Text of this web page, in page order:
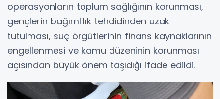
operasyonların toplum sağlığının korunması,
gençlerin bağımlılık tehdidinden uzak
tutulması, suç örgütlerinin finans kaynaklarının
engellenmesi ve kamu düzeninin korunması
açısından büyük önem taşıdığı ifade edildi.